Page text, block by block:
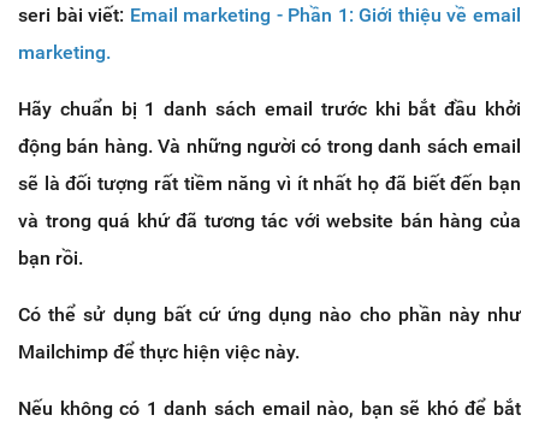
seri bài viết: Email marketing - Phần 1: Giới thiệu về email
marketing.
Hãy chuẩn bị 1 danh sách email trước khi bắt đầu khởi
động bán hàng. Và những người có trong danh sách email
sẽ là đối tượng rất tiềm năng vì ít nhất họ đã biết đến bạn
và trong quá khứ đã tương tác với website bán hàng của
bạn rồi.
Có thể sử dụng bất cứ ứng dụng nào cho phần này như
Mailchimp để thực hiện việc này.
Nếu không có 1 danh sách email nào, bạn sẽ khó để bắt